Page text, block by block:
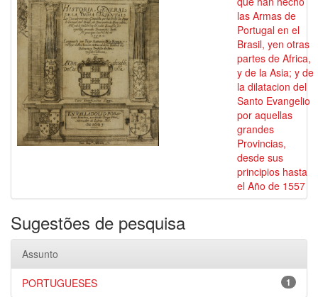
las Armas de
Portugal en el
Brasil, yen otras
partes de Africa,
y de la Asia; y de
la dilatacion del
Santo Evangelio
por aquellas
grandes
Provincias,
desde sus
principios hasta
el Año de 1557
Sugestões de pesquisa
Assunto
1
PORTUGUESES